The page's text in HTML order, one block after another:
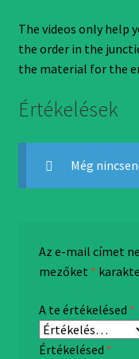
60
days
mennyiség
The videos only help
the order in the
the material for the
Értékelések
Még
Az e-mail címet
mezőket *
A te értékelésed *
Értékelésed *